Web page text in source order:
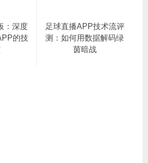
：深度
的技
足球直播APP技术流评
测：如何用数据解码绿
茵暗战